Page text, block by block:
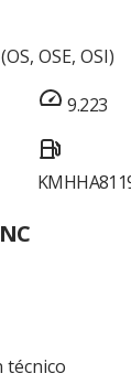
OSE, OSI)
9.223
técnico